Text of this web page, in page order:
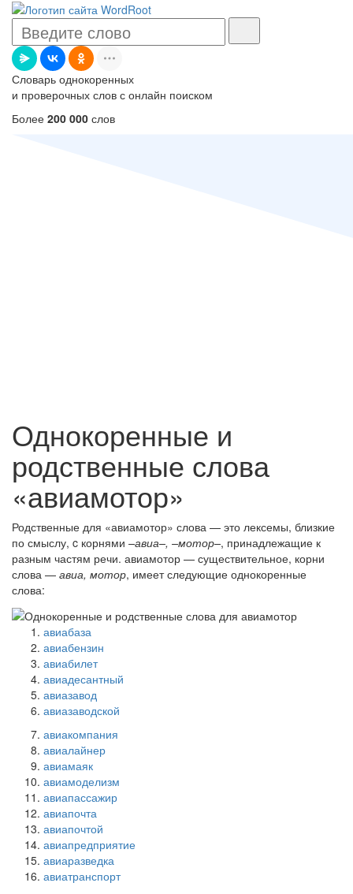
Словарь однокоренных
и проверочных слов с онлайн поиском
Более 200 000 слов
Однокоренные и
родственные слова
«авиамотор»
Родственные для «авиамотор» слова — это лексемы, близкие
по смыслу, c корнями –авиа–, –мотор–, принадлежащие к
разным частям речи. авиамотор — существительное, корни
слова — авиа, мотор, имеет следующие однокоренные
слова:
авиабаза
авиабензин
авиабилет
авиадесантный
авиазавод
авиазаводской
авиакомпания
авиалайнер
авиамаяк
авиамоделизм
авиапассажир
авиапочта
авиапочтой
авиапредприятие
авиаразведка
авиатранспорт